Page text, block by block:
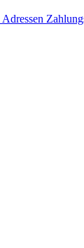
Adressen